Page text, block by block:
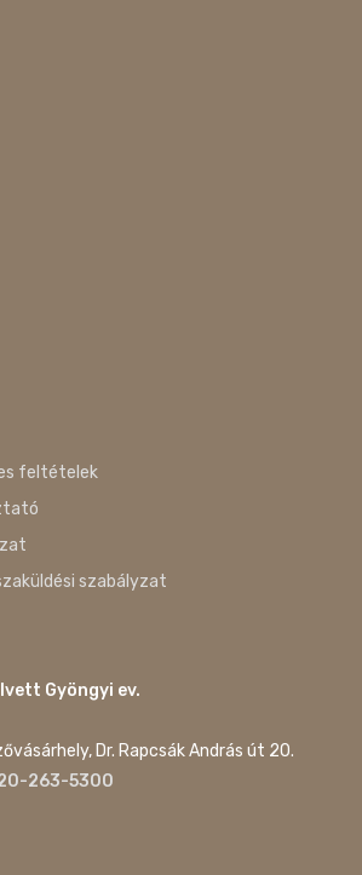
feltételek
szabályzat
Gyöngyi ev.
Dr. Rapcsák András út 20.
263-5300